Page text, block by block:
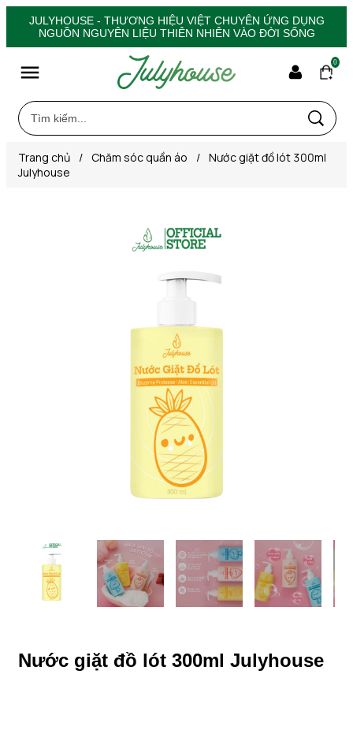
JULYHOUSE - THƯƠNG HIỆU VIỆT CHUYÊN ỨNG DỤNG
NGUỒN NGUYÊN LIỆU THIÊN NHIÊN VÀO ĐỜI SỐNG
0
Trang chủ / Chăm sóc quần áo / Nước giặt đồ lót 300ml
Julyhouse
Nước giặt đồ lót 300ml Julyhouse